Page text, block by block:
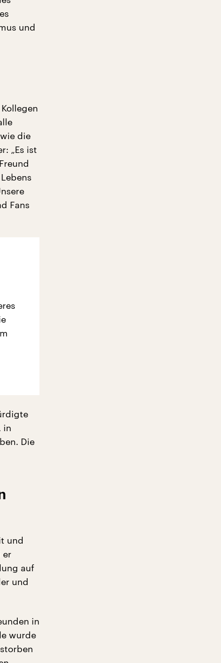
und
die
„Es ist
Fans
in
Die
und
er
auf
und
in
wurde